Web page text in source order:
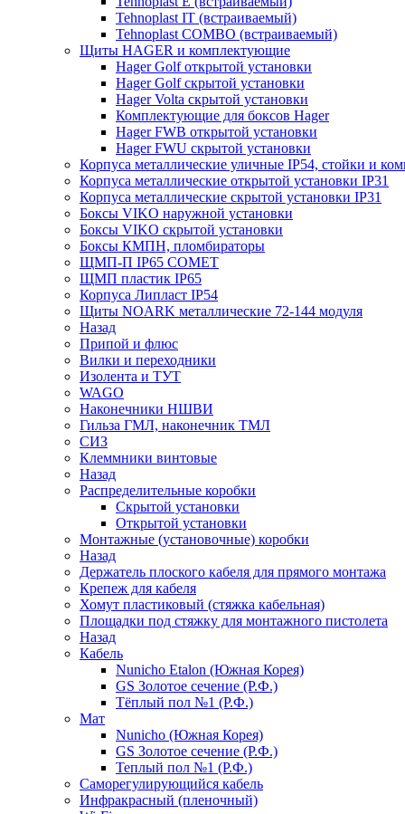
Tehnoplast IT (встраиваемый)
Tehnoplast COMBO (встраиваемый)
Щиты HAGER и комплектующие
Hager Golf открытой установки
Hager Golf скрытой установки
Hager Volta скрытой установки
Комплектующие для боксов Hager
Hager FWB открытой установки
Hager FWU скрытой установки
Корпуса металлические уличные IP54, стойки и
Корпуса металлические открытой установки IP31
Корпуса металлические скрытой установки IP31
Боксы VIKO наружной установки
Боксы VIKO скрытой установки
Боксы КМПН, пломбираторы
ЩМП-П IP65 COMET
ЩМП пластик IP65
Корпуса Липласт IP54
Щиты NOARK металлические 72-144 модуля
Назад
Припой и флюс
Вилки и переходники
Изолента и ТУТ
WAGO
Наконечники НШВИ
Гильза ГМЛ, наконечник ТМЛ
СИЗ
Клеммники винтовые
Назад
Распределительные коробки
Скрытой установки
Открытой установки
Монтажные (установочные) коробки
Назад
Держатель плоского кабеля для прямого монтажа
Крепеж для кабеля
Хомут пластиковый (стяжка кабельная)
Площадки под стяжку для монтажного пистолета
Назад
Кабель
Nunicho Etalon (Южная Корея)
GS Золотое сечение (Р.Ф.)
Тёплый пол №1 (Р.Ф.)
Мат
Nunicho (Южная Корея)
GS Золотое сечение (Р.Ф.)
Теплый пол №1 (Р.Ф.)
Саморегулирующийся кабель
Инфракрасный (пленочный)